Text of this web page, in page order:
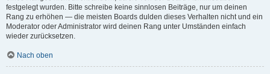
festgelegt wurden. Bitte schreibe keine sinnlosen Beiträge, nur um deinen
Rang zu erhöhen — die meisten Boards dulden dieses Verhalten nicht und ein
Moderator oder Administrator wird deinen Rang unter Umständen einfach
wieder zurücksetzen.
Nach oben